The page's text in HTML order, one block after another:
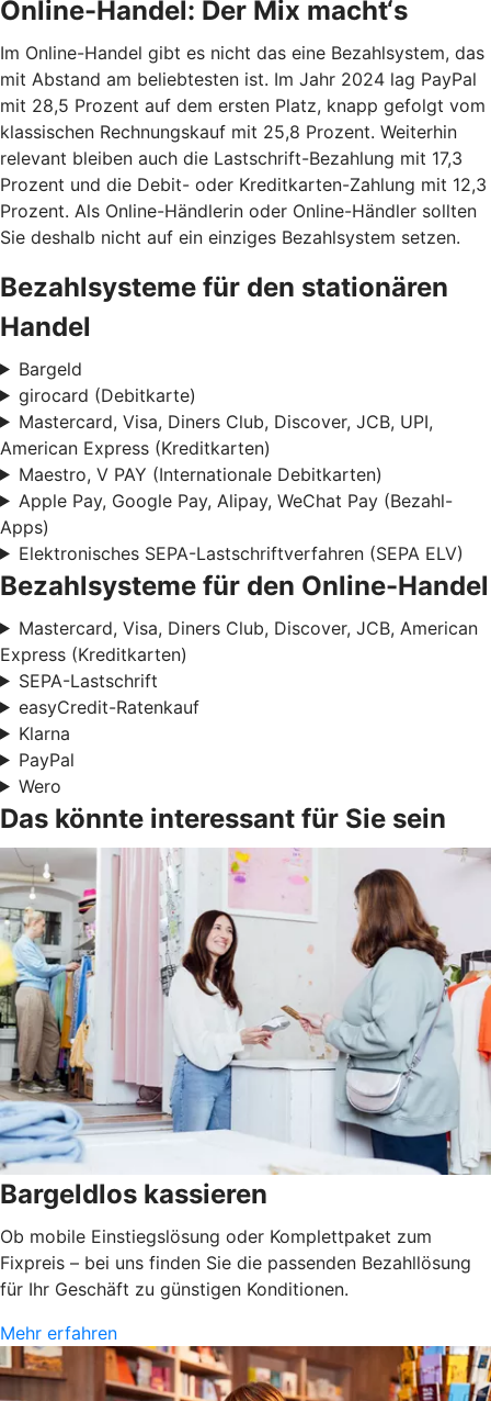
Online-Handel: Der Mix macht‘s
Im Online-Handel gibt es nicht das eine Bezahlsystem, das
mit Abstand am beliebtesten ist. Im Jahr 2024 lag PayPal
mit 28,5 Prozent auf dem ersten Platz, knapp gefolgt vom
klassischen Rechnungskauf mit 25,8 Prozent. Weiterhin
relevant bleiben auch die Lastschrift-Bezahlung mit 17,3
Prozent und die Debit- oder Kreditkarten-Zahlung mit 12,3
Prozent. Als Online-Händlerin oder Online-Händler sollten
Sie deshalb nicht auf ein einziges Bezahlsystem setzen.
Bezahlsysteme für den stationären
Handel
Bargeld
girocard (Debitkarte)
Mastercard, Visa, Diners Club, Discover, JCB, UPI,
American Express (Kreditkarten)
Maestro, V PAY (Internationale Debitkarten)
Apple Pay, Google Pay, Alipay, WeChat Pay (Bezahl-
Apps)
Elektronisches SEPA-Lastschriftverfahren (SEPA ELV)
Bezahlsysteme für den Online-Handel
Mastercard, Visa, Diners Club, Discover, JCB, American
Express (Kreditkarten)
SEPA-Lastschrift
easyCredit-Ratenkauf
Klarna
PayPal
Wero
Das könnte interessant für Sie sein
Bargeldlos kassieren
Ob mobile Einstiegslösung oder Komplettpaket zum
Fixpreis – bei uns finden Sie die passenden Bezahllösung
für Ihr Geschäft zu günstigen Konditionen.
Mehr erfahren